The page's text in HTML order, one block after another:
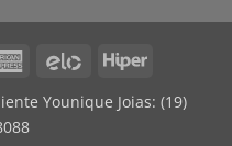
American Elo Hiper
Younique Joias: (19)